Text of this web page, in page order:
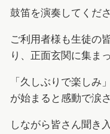
鼓笛を演奏してくだ
ご利用者様も生徒の
り、正面玄関に集ま
「久しぶりで楽しみ
が始まると感動で涙
しながら皆さん聞き